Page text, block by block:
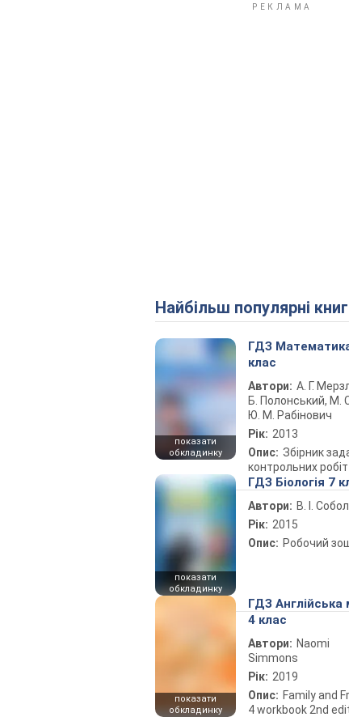
Найбільш популярні
показати
обкладинку
ГДЗ
клас
Автори: А. Г.
Б. Полонський, М.
Ю. М. Рабінович
Рік: 2013
Опис: Збірник
контрольних робіт
показати
обкладинку
ГДЗ Біологія 7
Автори: В. І.
Рік: 2015
Опис: Робочий
показати
обкладинку
ГДЗ Англійська
4 клас
Автори: Naomi
Simmons
Рік: 2019
Опис: Family and
4 workbook 2nd